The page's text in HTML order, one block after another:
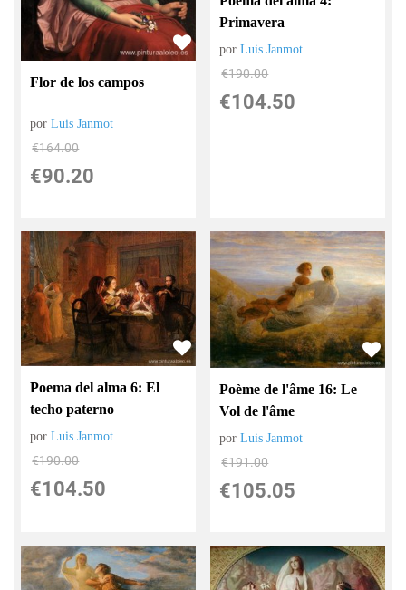
Flor de los campos
porLuis Janmot
€164.00
€90.20
Primavera
porLuis Janmot
€190.00
€104.50
Poema del alma 6: El
techo paterno
porLuis Janmot
€190.00
€104.50
Poème de l'âme 16: Le
Vol de l'âme
porLuis Janmot
€191.00
€105.05